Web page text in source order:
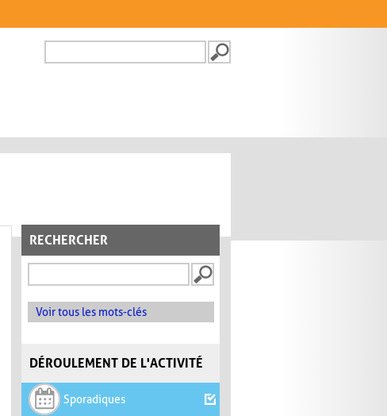
FORMULAIRE DE
RECHERCHER
Voir tous les mots-clés
DÉROULEMENT DE L'ACTIVITÉ
Sporadiques